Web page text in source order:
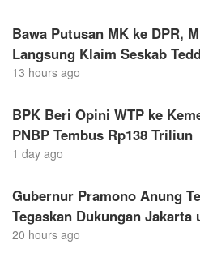
Bawa Putusan MK ke DPR,
Langsung Klaim Seskab
13 hours ago
BPK Beri Opini WTP ke
PNBP Tembus Rp138 Triliun
1 day ago
Gubernur Pramono Anung
Tegaskan Dukungan Jakarta
20 hours ago